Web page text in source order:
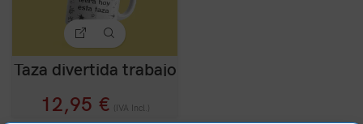
Taza divertida trabajo
12,95 € (IVA Incl.)